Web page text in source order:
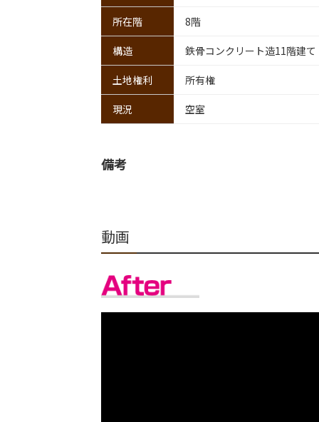
所在階 8階
構造 鉄骨コンクリート造11階建て
土地権利 所有権
現況 空室
備考
動画